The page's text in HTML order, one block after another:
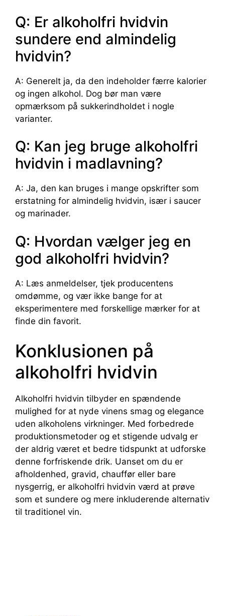
Q: Er alkoholfri hvidvin
sundere end almindelig
hvidvin?
A: Generelt ja, da den indeholder færre kalorier
og ingen alkohol. Dog bør man være
opmærksom på sukkerindholdet i nogle
varianter.
Q: Kan jeg bruge alkoholfri
hvidvin i madlavning?
A: Ja, den kan bruges i mange opskrifter som
erstatning for almindelig hvidvin, især i saucer
og marinader.
Q: Hvordan vælger jeg en
god alkoholfri hvidvin?
A: Læs anmeldelser, tjek producentens
omdømme, og vær ikke bange for at
eksperimentere med forskellige mærker for at
finde din favorit.
Konklusionen på
alkoholfri hvidvin
Alkoholfri hvidvin tilbyder en spændende
mulighed for at nyde vinens smag og elegance
uden alkoholens virkninger. Med forbedrede
produktionsmetoder og et stigende udvalg er
der aldrig været et bedre tidspunkt at udforske
denne forfriskende drik. Uanset om du er
afholdenhed, gravid, chauffør eller bare
nysgerrig, er alkoholfri hvidvin værd at prøve
som et sundere og mere inkluderende alternativ
til traditionel vin.